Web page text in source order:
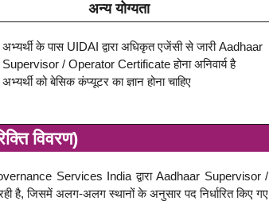
अन्य योग्यता
अभ्यर्थी के पास UIDAI द्वारा अधिकृत एजेंसी से जारी Aadhaar
Supervisor / Operator Certificate होना अनिवार्य है
अभ्यर्थी को बेसिक कंप्यूटर का ज्ञान होना चाहिए
विवरण)
Services India द्वारा Aadhaar Supervisor /
रही है, जिसमें अलग-अलग स्थानों के अनुसार पद निर्धारित किए गए